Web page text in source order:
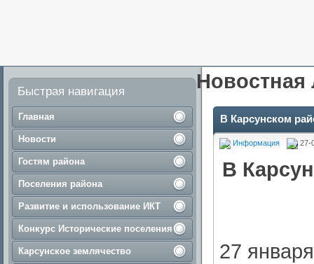
Быстрая навигация
Главная
Новости
Гостям района
Поселения района
Развитие и использование ИКТ
Конкурс Исторические поселения
Карсунское землячество
Новостная
В Карсунском
Информация 27-
В
27